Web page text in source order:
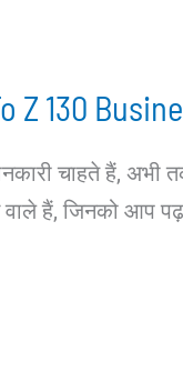
130
चाहते हैं,
हैं, जिनको आप